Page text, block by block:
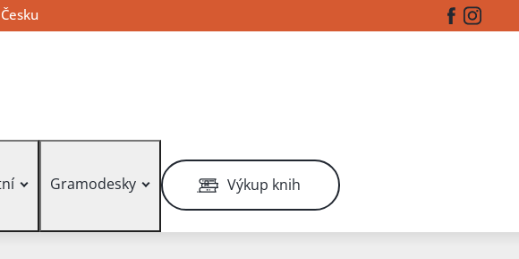
Facebook
Gramodesky Výkup knih